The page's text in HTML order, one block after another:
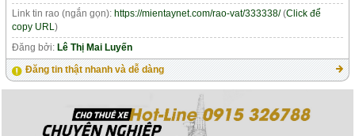
Link tin rao (ngắn gọn): https://mientaynet.com/rao-vat/333338/(Click để
copy URL)
Đăng bởi: Lê Thị Mai Luyến
Đăng tin thật nhanh và dễ dàng